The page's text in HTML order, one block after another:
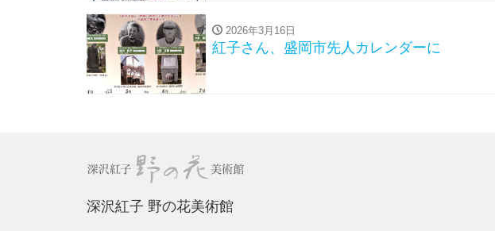
2026年3月16日
紅子さん、盛岡市先人カレンダーに
深沢紅子 野の花美術館